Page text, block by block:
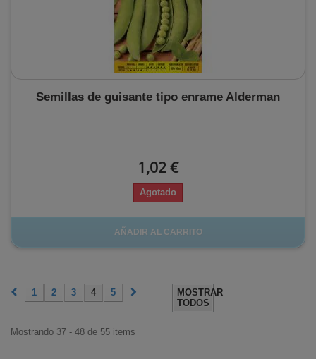
Semillas de guisante tipo enrame Alderman
1,02 €
Agotado
AÑADIR AL CARRITO
MOSTRAR
TODOS
1 2 3 4 5
Mostrando 37 - 48 de 55 items